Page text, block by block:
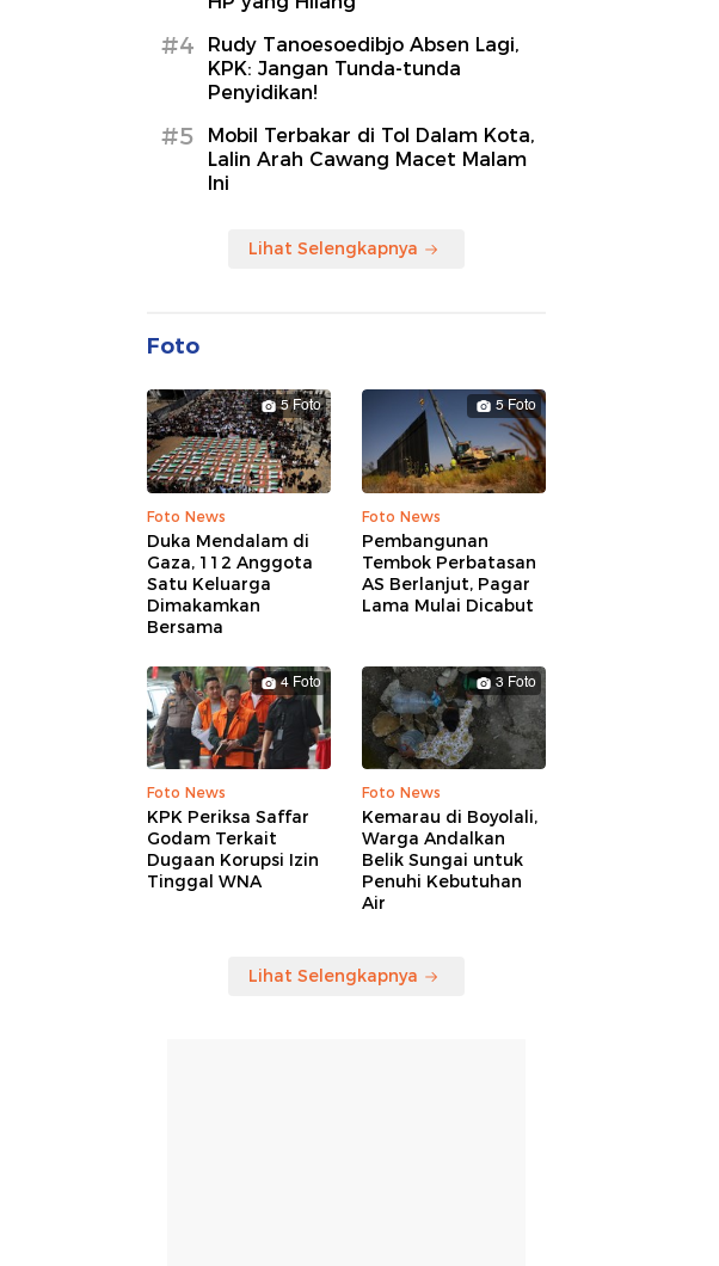
#4
Rudy Tanoesoedibjo Absen Lagi,
KPK: Jangan Tunda-tunda
Penyidikan!
#5
Mobil Terbakar di Tol Dalam Kota,
Lalin Arah Cawang Macet Malam
Ini
Lihat Selengkapnya
Foto
5 Foto
Foto News
Duka Mendalam di
Gaza, 112 Anggota
Satu Keluarga
Dimakamkan
Bersama
5 Foto
Foto News
Pembangunan
Tembok Perbatasan
AS Berlanjut, Pagar
Lama Mulai Dicabut
4 Foto
Foto News
KPK Periksa Saffar
Godam Terkait
Dugaan Korupsi Izin
Tinggal WNA
3 Foto
Foto News
Kemarau di Boyolali,
Warga Andalkan
Belik Sungai untuk
Penuhi Kebutuhan
Air
Lihat Selengkapnya